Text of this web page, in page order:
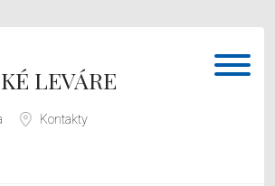
LEVÁRE
Kontakty